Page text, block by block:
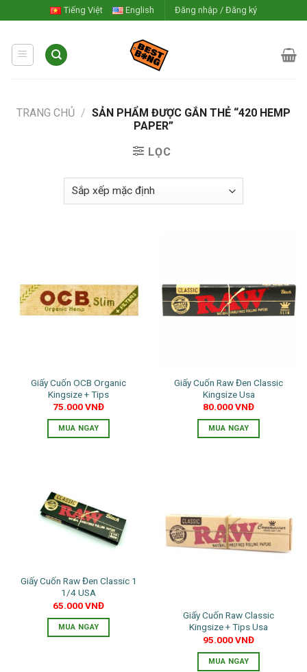
to
content
Tiếng Việt English Đăng nhập / Đăng ký
TRANG CHỦ / SẢN PHẨM ĐƯỢC GẮN THẺ “420 HEMP
PAPER”
LỌC
Giấy Cuốn OCB Organic
Kingsize + Tips
75.000VNĐ
MUA NGAY
Giấy Cuốn Raw Đen Classic
Kingsize Usa
80.000VNĐ
MUA NGAY
Giấy Cuốn Raw Đen Classic 1
1/4 USA
65.000VNĐ
MUA NGAY
Giấy Cuốn Raw Classic
Kingsize + Tips Usa
95.000VNĐ
MUA NGAY